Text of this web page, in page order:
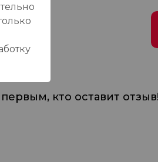
кто оставит отзыв!